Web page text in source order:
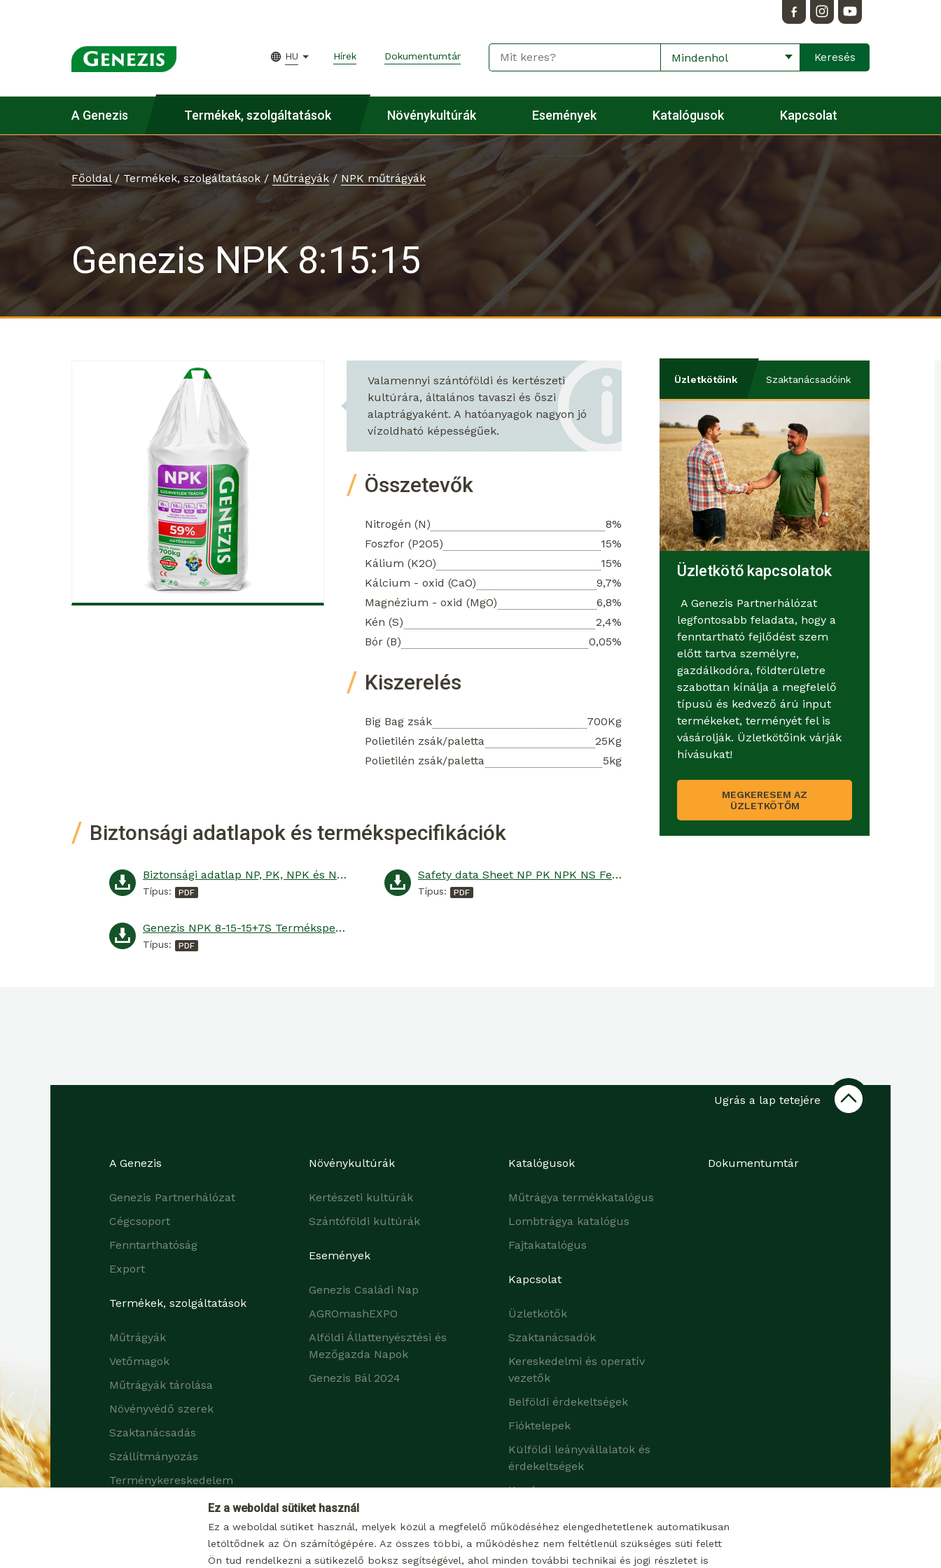
Ez a weboldal sütiket használ
Ez a weboldal sütiket használ, melyek közül a megfelelő működéséhez elengedhetetlenek automatikusan
letöltődnek az Ön számítógépére. Az összes többi, a működéshez nem feltétlenül szükséges süti felett
Ön tud rendelkezni a sütikezelő boksz segítségével, ahol minden további technikai és jogi részletet is
HU Hírek Dokumentumtár Mindenhol
A Genezis Termékek, szolgáltatások Növénykultúrák Események Katalógusok Kapcsolat
Főoldal/ Termékek, szolgáltatások/ Műtrágyák/ NPK műtrágyák
Genezis NPK 8:15:15
Valamennyi szántóföldi és kertészeti
kultúrára, általános tavaszi és őszi
alaptrágyaként. A hatóanyagok nagyon jó
vízoldható képességűek.
Összetevők
Nitrogén (N)
8%
Foszfor (P2O5)
15%
Kálium (K2O)
15%
Kálcium - oxid (CaO)
9,7%
Magnézium - oxid (MgO)
6,8%
Kén (S)
2,4%
Bór (B)
0,05%
Kiszerelés
Big Bag zsák
700Kg
Polietilén zsák/paletta
25Kg
Polietilén zsák/paletta
5kg
Biztonsági adatlapok és termékspecifikációk
Biztonsági adatlap NP, PK, NPK és N+S komplex műtrágya + mikroelemek
Típus:
Safety data Sheet NP PK NPK NS Fertiliser Micronutrients
Típus:
Genezis NPK 8-15-15+7S Termékspecifikáció
Típus:
Üzletkötőink Szaktanácsadóink
Üzletkötő kapcsolatok
A Genezis Partnerhálózat
legfontosabb feladata, hogy a
fenntartható fejlődést szem
előtt tartva személyre,
gazdálkodóra, földterületre
szabottan kínálja a megfelelő
típusú és kedvező árú input
termékeket, terményét fel is
vásárolják. Üzletkötőink várják
hívásukat!
MEGKERESEM AZ
ÜZLETKÖTŐM
Ugrás a lap tetejére
A Genezis
Genezis Partnerhálózat
Cégcsoport
Fenntarthatóság
Export
Termékek, szolgáltatások
Műtrágyák
Vetőmagok
Műtrágyák tárolása
Növényvédő szerek
Szaktanácsadás
Szállítmányozás
Terménykereskedelem
Zöldtrágya növények
Növénykultúrák
Kertészeti kultúrák
Szántóföldi kultúrák
Események
Genezis Családi Nap
AGROmashEXPO
Alföldi Állattenyésztési és
Mezőgazda Napok
Genezis Bál 2024
Katalógusok
Műtrágya termékkatalógus
Lombtrágya katalógus
Fajtakatalógus
Kapcsolat
Üzletkötők
Szaktanácsadók
Kereskedelmi és operatív
vezetők
Belföldi érdekeltségek
Fióktelepek
Külföldi leányvállalatok és
érdekeltségek
Karrier
Dokumentumtár